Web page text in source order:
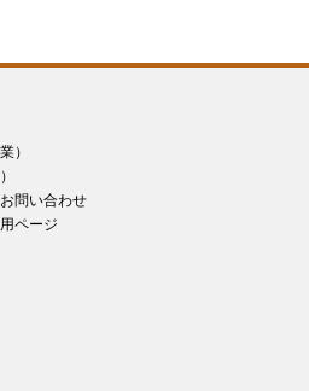
）
問い合わせ
ページ